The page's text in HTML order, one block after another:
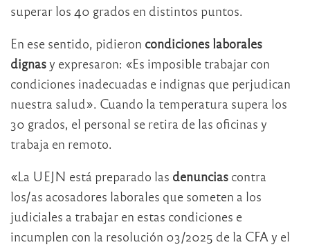
superar los 40 grados en distintos puntos.
En ese sentido, pidieron condiciones laborales
dignasy expresaron: «Es imposible trabajar con
condiciones inadecuadas e indignas que perjudican
nuestra salud». Cuando la temperatura supera los
30 grados, el personal se retira de las oficinas y
trabaja en remoto.
«La UEJN está preparado las denuncias contra
los/as acosadores laborales que someten a los
judiciales a trabajar en estas condiciones e
incumplen con la resolución 03/2025 de la CFA y el